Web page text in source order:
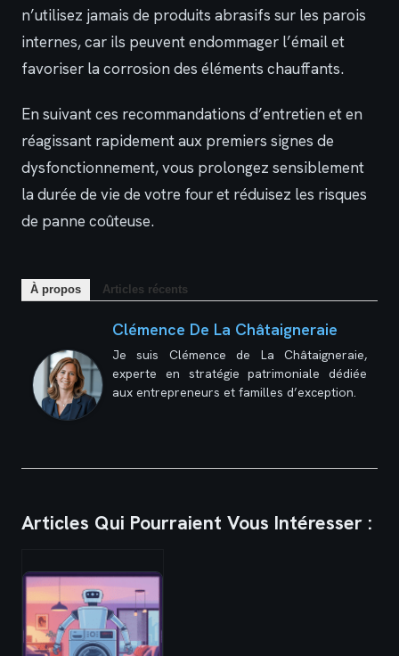
n’utilisez jamais de produits abrasifs sur les parois
internes, car ils peuvent endommager l’émail et
favoriser la corrosion des éléments chauffants.
En suivant ces recommandations d’entretien et en
réagissant rapidement aux premiers signes de
dysfonctionnement, vous prolongez sensiblement
la durée de vie de votre four et réduisez les risques
de panne coûteuse.
À propos Articles récents
Clémence De La Châtaigneraie
Je suis Clémence de La Châtaigneraie,
experte en stratégie patrimoniale dédiée
aux entrepreneurs et familles d’exception.
Articles Qui Pourraient Vous Intéresser :